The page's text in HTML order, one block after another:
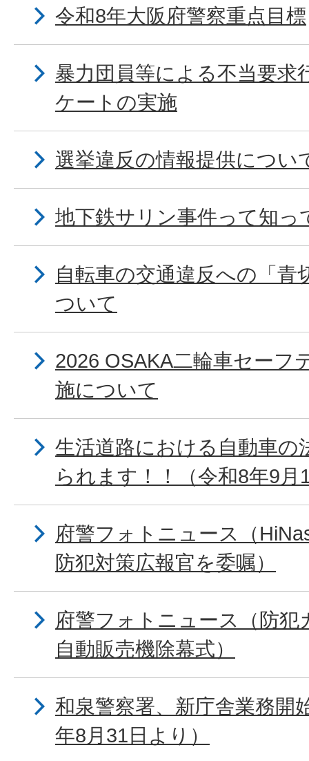
令和8年大阪府警察重点目標
暴力団員等による不当要求
ケートの実施
選挙違反の情報提供につい
地下鉄サリン事件って知っ
自転車の交通違反への「青
ついて
2026 OSAKA二輪車セーフ
施について
生活道路における自動車の
られます！！（令和8年9月
府警フォトニュース（
防犯対策広報官を委嘱）
府警フォトニュース（防
自動販売機除幕式）
和泉警察署、新庁舎業務開
年8月31日より）